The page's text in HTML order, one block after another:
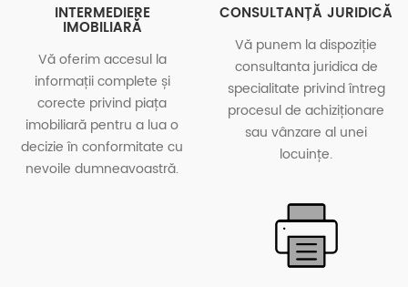
INTERMEDIERE
IMOBILIARĂ
Vă oferim accesul la
informații complete și
corecte privind piața
imobiliară pentru a lua o
decizie în conformitate cu
nevoile dumneavoastră.
CONSULTANȚĂ JURIDICĂ
Vă punem la dispoziție
consultanta juridica de
specialitate privind întreg
procesul de achiziționare
sau vânzare al unei
locuințe.